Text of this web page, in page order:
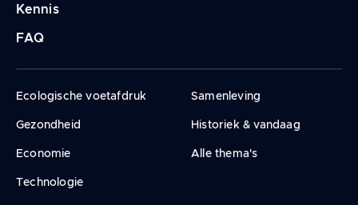
Kennis
FAQ
Ecologische voetafdruk
Gezondheid
Economie
Technologie
Samenleving
Historiek & vandaag
Alle thema's